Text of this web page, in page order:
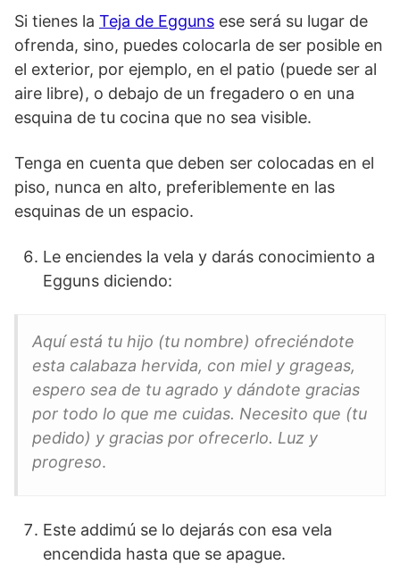
Si tienes la Teja de Egguns ese será su lugar de
ofrenda, sino, puedes colocarla de ser posible en
el exterior, por ejemplo, en el patio (puede ser al
aire libre), o debajo de un fregadero o en una
esquina de tu cocina que no sea visible.
Tenga en cuenta que deben ser colocadas en el
piso, nunca en alto, preferiblemente en las
esquinas de un espacio.
Le enciendes la vela y darás conocimiento a
Egguns diciendo:
Aquí está tu hijo (tu nombre) ofreciéndote
esta calabaza hervida, con miel y grageas,
espero sea de tu agrado y dándote gracias
por todo lo que me cuidas. Necesito que (tu
pedido) y gracias por ofrecerlo. Luz y
progreso.
Este addimú se lo dejarás con esa vela
encendida hasta que se apague.